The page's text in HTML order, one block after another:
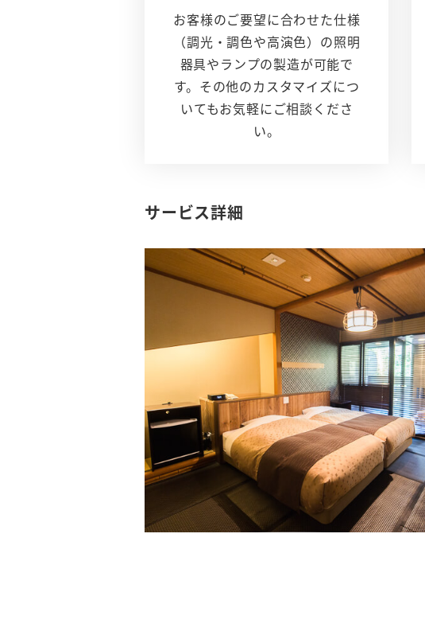
お客様のご要望に合わせた仕様
（調光・調色や高演色）の照明
器具やランプの製造が可能で
す。その他のカスタマイズにつ
いてもお気軽にご相談くださ
い。
サービス詳細